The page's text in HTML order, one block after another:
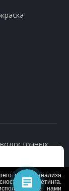
политикой
опыта, анализа
и маркетинга.
нами